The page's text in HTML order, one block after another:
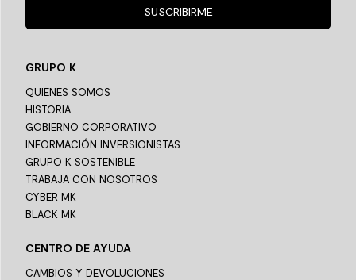
SUSCRIBIRME
GRUPO K
QUIENES SOMOS
HISTORIA
GOBIERNO CORPORATIVO
INFORMACIÓN INVERSIONISTAS
GRUPO K SOSTENIBLE
TRABAJA CON NOSOTROS
CYBER MK
BLACK MK
CENTRO DE AYUDA
CAMBIOS Y DEVOLUCIONES